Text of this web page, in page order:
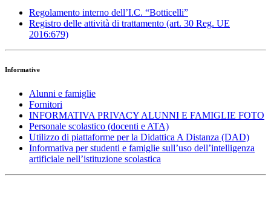
Regolamento interno dell’I.C. “Botticelli”
Registro delle attività di trattamento (art. 30 Reg. UE
2016:679)
Informative
Alunni e famiglie
Fornitori
INFORMATIVA PRIVACY ALUNNI E FAMIGLIE FOTO
Personale scolastico (docenti e ATA)
Utilizzo di piattaforme per la Didattica A Distanza (DAD)
Informativa per studenti e famiglie sull’uso dell’intelligenza
artificiale nell’istituzione scolastica